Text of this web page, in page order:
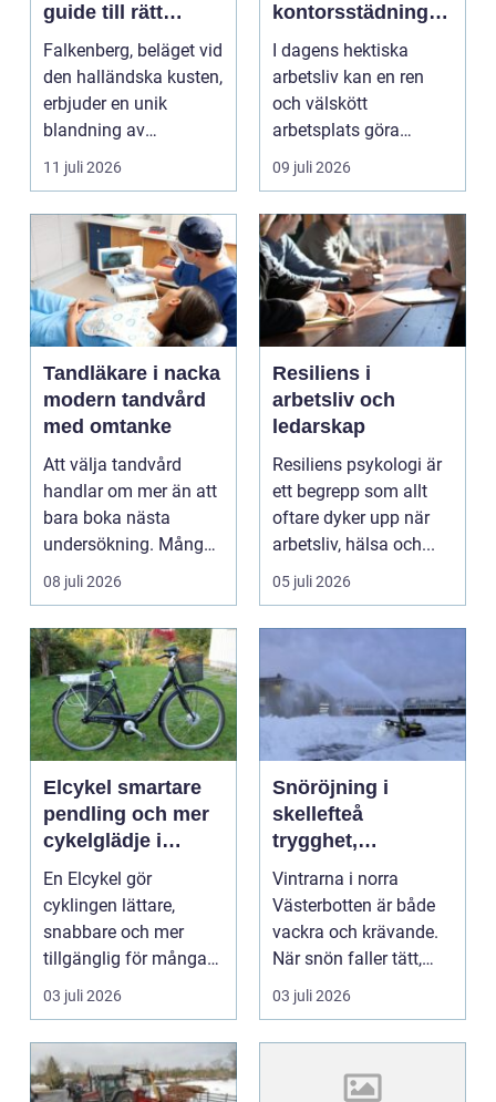
guide till rätt
bostad för dig
Falkenberg, beläget vid
den halländska kusten,
erbjuder en unik
blandning av
naturskö...
11 juli 2026
kontorsstädning i
Stockholm
I dagens hektiska
arbetsliv kan en ren
och välskött
arbetsplats göra
underverk fö...
09 juli 2026
Tandläkare i nacka
modern tandvård
med omtanke
Att välja tandvård
handlar om mer än att
bara boka nästa
undersökning. Många
vill ha en tandläkare
s...
08 juli 2026
Resiliens i
arbetsliv och
ledarskap
Resiliens psykologi är
ett begrepp som allt
oftare dyker upp när
arbetsliv, hälsa och...
05 juli 2026
Elcykel smartare
pendling och mer
cykelglädje i
vardagen
En Elcykel gör
cyklingen lättare,
snabbare och mer
tillgänglig för många
människor. Den
kombinerar k...
03 juli 2026
Snöröjning i
skellefteå
trygghet,
framkomlighet och
ansvar under
långa vintrar
Vintrarna i norra
Västerbotten är både
vackra och krävande.
När snön faller tätt,
ibland i flera dyg...
03 juli 2026